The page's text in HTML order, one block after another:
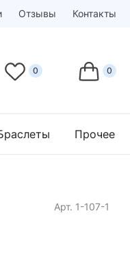
Отзывы Контакты
Прочее
Арт. 1-107-1